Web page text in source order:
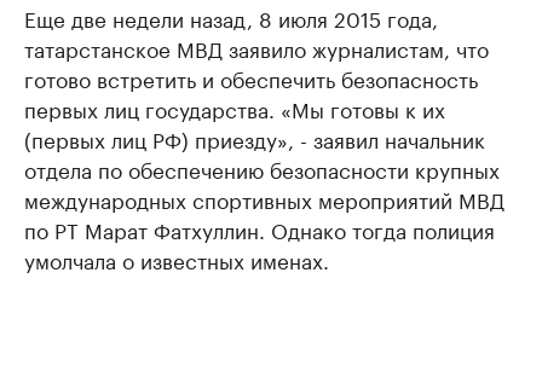
Еще две недели назад, 8 июля 2015 года,
татарстанское МВД заявило журналистам, что
готово встретить и обеспечить безопасность
первых лиц государства. «Мы готовы к их
(первых лиц РФ) приезду», - заявил начальник
отдела по обеспечению безопасности крупных
международных спортивных мероприятий МВД
по РТ Марат Фатхуллин. Однако тогда полиция
умолчала о известных именах.